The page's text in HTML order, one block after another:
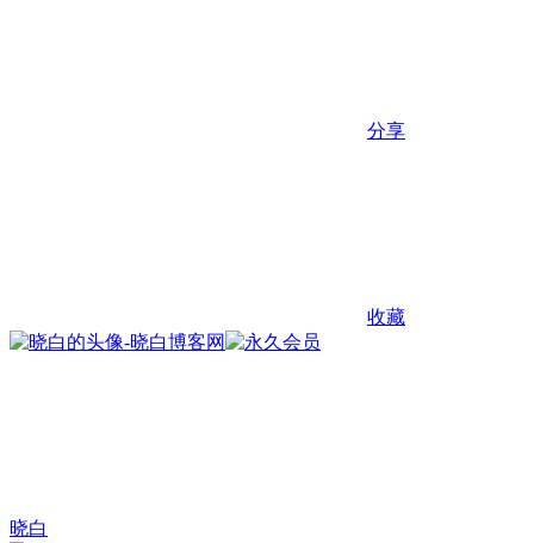
分享
收藏
晓白